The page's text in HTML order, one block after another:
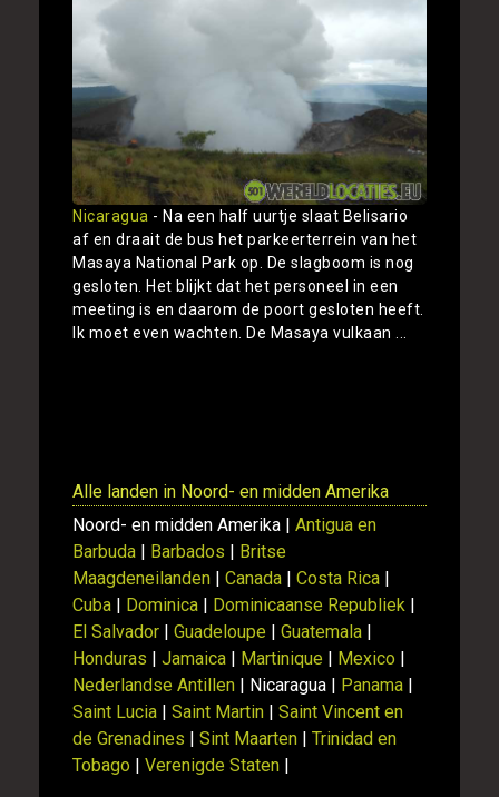
Nicaragua - Na een half uurtje slaat Belisario
af en draait de bus het parkeerterrein van het
Masaya National Park op. De slagboom is nog
gesloten. Het blijkt dat het personeel in een
meeting is en daarom de poort gesloten heeft.
Ik moet even wachten. De Masaya vulkaan ...
Alle landen in Noord- en midden Amerika
Noord- en midden Amerika | Antigua en
Barbuda | Barbados | Britse
Maagdeneilanden | Canada | Costa Rica |
Cuba | Dominica | Dominicaanse Republiek |
El Salvador | Guadeloupe | Guatemala |
Honduras | Jamaica | Martinique | Mexico |
Nederlandse Antillen | Nicaragua | Panama |
Saint Lucia | Saint Martin | Saint Vincent en
de Grenadines | Sint Maarten | Trinidad en
Tobago | Verenigde Staten |